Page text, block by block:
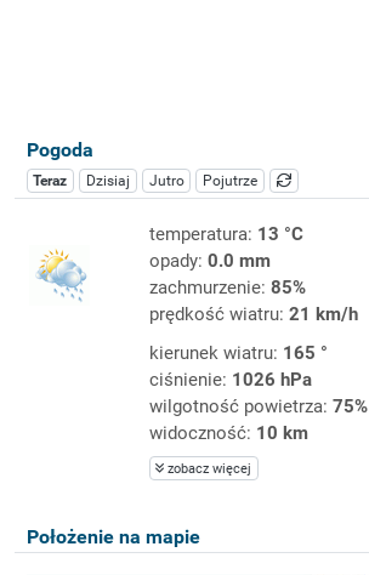
Pogoda
Teraz Dzisiaj Jutro Pojutrze
temperatura: 13 °C
opady: 0.0 mm
zachmurzenie: 85%
prędkość wiatru: 21 km/h
kierunek wiatru: 165 °
ciśnienie: 1026 hPa
wilgotność powietrza: 75%
widoczność: 10 km
zobacz więcej
Położenie na mapie